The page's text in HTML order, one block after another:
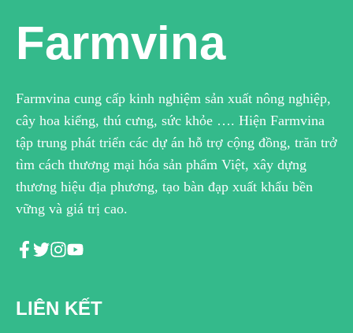
Farmvina
Farmvina cung cấp kinh nghiệm sản xuất nông nghiệp,
cây hoa kiểng, thú cưng, sức khỏe …. Hiện Farmvina
tập trung phát triển các dự án hỗ trợ cộng đồng, trăn trở
tìm cách thương mại hóa sản phẩm Việt, xây dựng
thương hiệu địa phương, tạo bàn đạp xuất khẩu bền
vững và giá trị cao.
LIÊN KẾT